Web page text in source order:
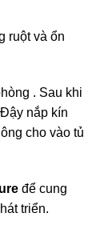
ruột và ổn
. Sau khi
nắp kín
cho vào tủ
để cung
triển.